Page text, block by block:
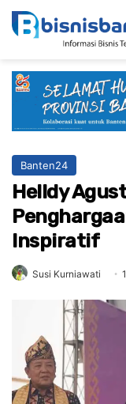
Banten24
Helldy
Inspiratif
Susi Kurniawati